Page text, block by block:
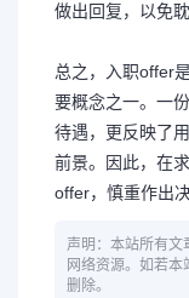
做出回复，以免
总之，入职offer
要概念之一。一
待遇，更反映了
前景。因此，在
offer，慎重作出决
声明：本站所有文
网络资源。如若
删除。